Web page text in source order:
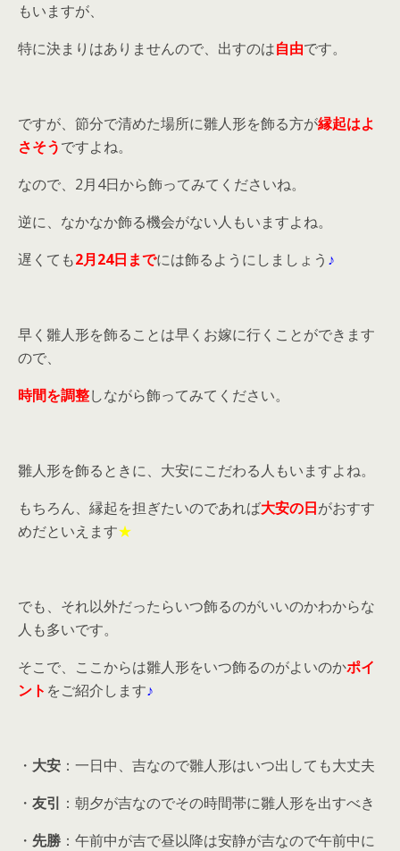
もいますが、
特に決まりはありませんので、出すのは自由です。
ですが、節分で清めた場所に雛人形を飾る方が縁起はよ
さそうですよね。
なので、2月4日から飾ってみてくださいね。
逆に、なかなか飾る機会がない人もいますよね。
遅くても2月24日までには飾るようにしましょう ♪
早く雛人形を飾ることは早くお嫁に行くことができます
ので、
時間を調整しながら飾ってみてください。
雛人形を飾るときに、大安にこだわる人もいますよね。
もちろん、縁起を担ぎたいのであれば大安の日がおすす
めだといえます★
でも、それ以外だったらいつ飾るのがいいのかわからな
人も多いです。
そこで、ここからは雛人形をいつ飾るのがよいのかポイ
ント をご紹介します♪
・ 大安 ：一日中、吉なので雛人形はいつ出しても大丈夫
・ 友引 ：朝夕が吉なのでその時間帯に雛人形を出すべき
・ 先勝 ：午前中が吉で昼以降は安静が吉なので午前中に